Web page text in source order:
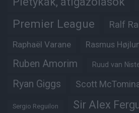
Premier League Ralf
Raphaël Varane Rasmus
Ruben Amorim Ruud van
Ryan Giggs Scott
Sergio Reguilon Sir Alex